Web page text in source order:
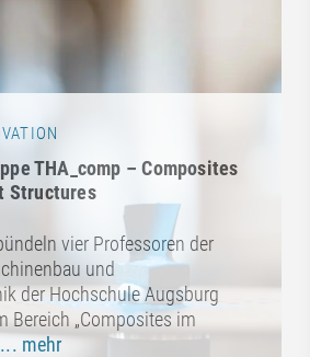
THA_comp – Composites
Structures
vier Professoren der
und
der Hochschule Augsburg
Bereich „Composites im
... mehr